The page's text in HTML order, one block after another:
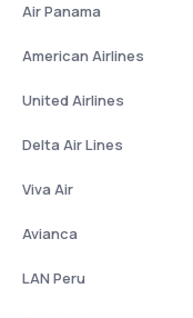
Air Panama
American Airlines
United Airlines
Delta Air Lines
Viva Air
Avianca
LAN Peru